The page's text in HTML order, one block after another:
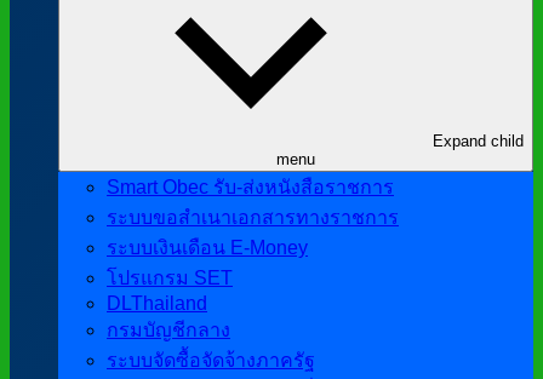
Expand child
menu
Smart Obec รับ-ส่งหนังสือราชการ
ระบบขอสำเนาเอกสารทางราชการ
ระบบเงินเดือน E-Money
โปรแกรม SET
DLThailand
กรมบัญชีกลาง
ระบบจัดซื้อจัดจ้างภาครัฐ